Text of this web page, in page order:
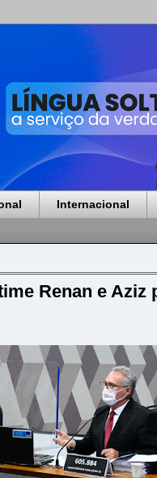
Internacional
Renan e Aziz